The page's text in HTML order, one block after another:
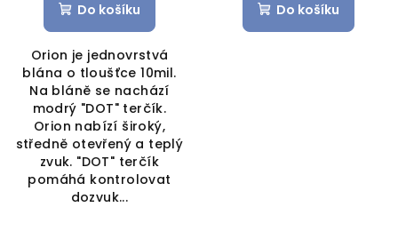
Do košíku
Orion je jednovrstvá
blána o tloušťce 10mil.
Na bláně se nachází
modrý "DOT" terčík.
Orion nabízí široký,
středně otevřený a teplý
zvuk. "DOT" terčík
pomáhá kontrolovat
dozvuk...
Do košíku